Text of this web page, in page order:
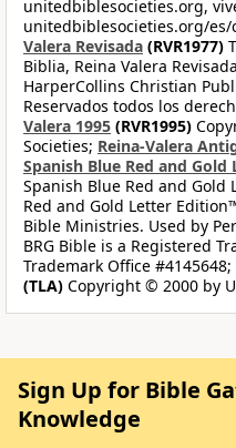
unitedbiblesocieties.org,
unitedbiblesocieties.org/es/
Valera Revisada (RVR1977)
Biblia, Reina Valera
HarperCollins Christian
Reservados todos los
Valera 1995 (RVR1995)
Societies; Reina-Valera
Spanish Blue Red and
Spanish Blue Red and Gold
Red and Gold Letter
Bible Ministries. Used by
BRG Bible is a Registered
Trademark Office #4145648;
(TLA) Copyright © 2000 by
Sign Up for Bible
Knowledge